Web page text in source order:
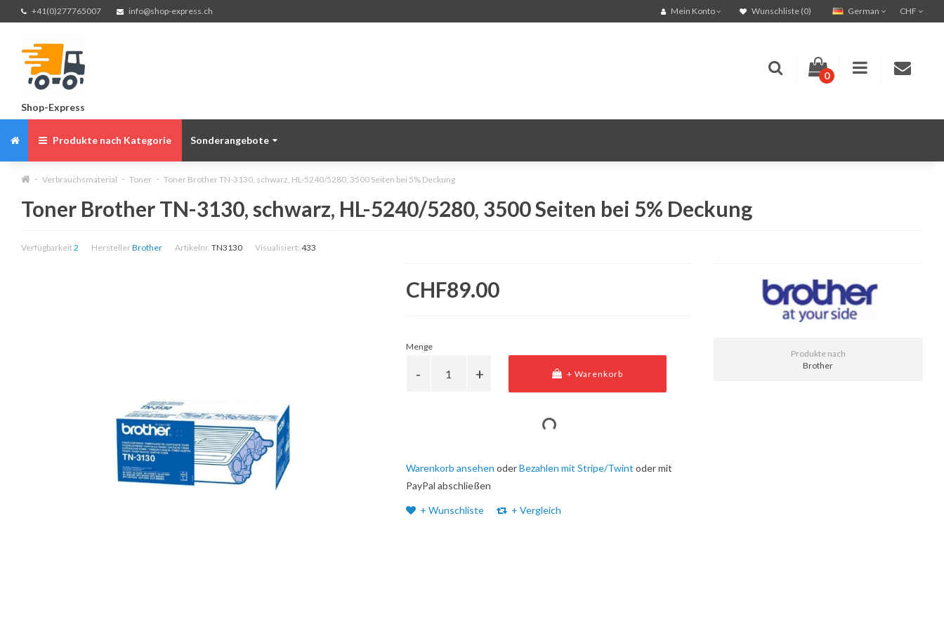
+41(0)277765007 info@shop-express.ch CHF
German
Mein Konto Wunschliste (0)
Shop-Express
0
Produkte nach Kategorie Sonderangebote
Verbrauchsmaterial Toner Toner Brother TN-3130, schwarz, HL-5240/5280, 3500 Seiten bei 5% Deckung
Toner Brother TN-3130, schwarz, HL-5240/5280, 3500 Seiten bei 5% Deckung
Verfügbarkeit2 HerstellerBrother Artikelnr. TN3130 Visualisiert: 433
CHF89.00
Menge
+ Warenkorb
Warenkorb ansehen oderBezahlen mit Stripe/Twint oder mit
PayPal abschließen
+ Wunschliste + Vergleich
Produkte nach
Brother